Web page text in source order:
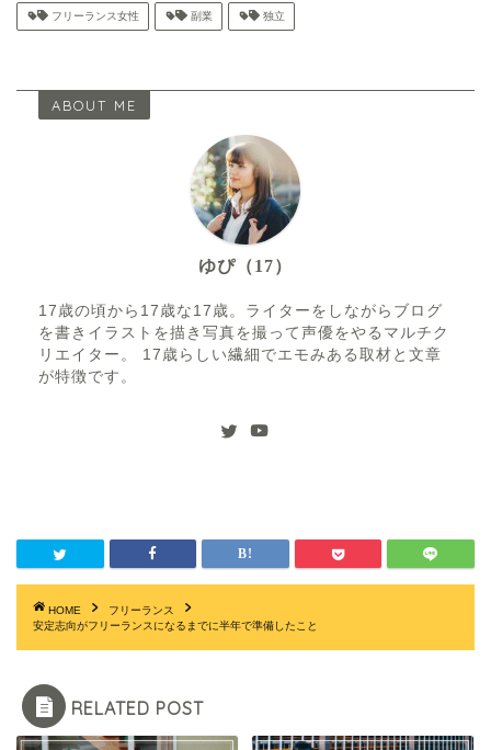
フリーランス女性 副業 独立
ABOUT ME
ゆぴ（17）
17歳の頃から17歳な17歳。ライターをしながらブログ
を書きイラストを描き写真を撮って声優をやるマルチク
リエイター。 17歳らしい繊細でエモみある取材と文章
が特徴です。
HOME
フリーランス
安定志向がフリーランスになるまでに半年で準備したこと
RELATED POST